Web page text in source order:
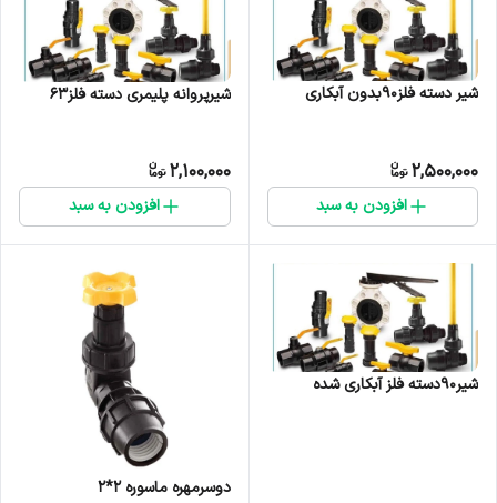
شیر دسته فلز90بدون آبکاری
2,500,000
افزودن به سبد
شیرپروانه پلیمری دسته فلز63
2,100,000
افزودن به سبد
شیر90دسته فلز آبکاری شده
دوسرمهره ماسوره ۲*۲